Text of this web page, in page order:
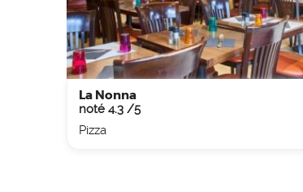
La Nonna
noté 4.3 /5
Pizza